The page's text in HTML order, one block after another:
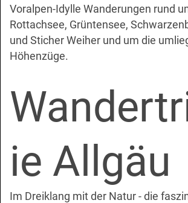
Voralpen-Idylle Wanderungen rund
Rottachsee, Grüntensee,
und Sticher Weiher und um die
Höhenzüge.
ie Allgäu
Im Dreiklang mit der Natur - die